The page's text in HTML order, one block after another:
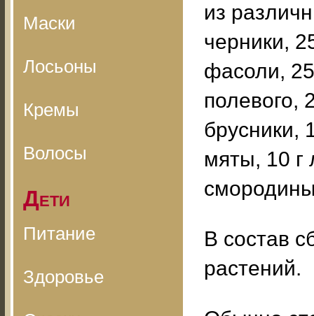
Маски
Лосьоны
Кремы
Волосы
Дети
Питание
Здоровье
из
черники,
фасоли,
полевого,
брусники,
мяты, 10 г
В состав
растений.